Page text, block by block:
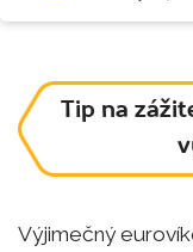
Tip na
Výjimečný